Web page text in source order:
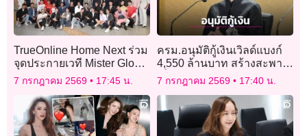
TrueOnline Home Next ร่วม
จุดประกายเวที Mister Global
Thailand 2026 เฟ้นหา ‘True
Gentlemen’
7 กรกฎาคม 2569 17:45 น.
ครม.อนุมัติกู้เงินเวิลด์แบงก์
4,550 ล้านบาท สร้างสะพาน
เชื่อมเกาะ-ทะเลสาบ
7 กรกฎาคม 2569 17:40 น.